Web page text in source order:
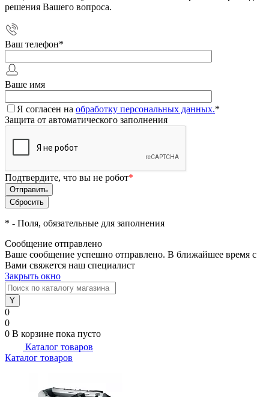
решения Вашего вопроса.
Ваш телефон*
Ваше имя
Я согласен на обработку персональных данных.*
Защита от автоматического заполнения
Подтвердите, что вы не робот*
* - Поля, обязательные для заполнения
Сообщение отправлено
Ваше сообщение успешно отправлено. В ближайшее время с
Вами свяжется наш специалист
Закрыть окно
0
0
0 В корзине пока пусто
Каталог товаров
Каталог товаров